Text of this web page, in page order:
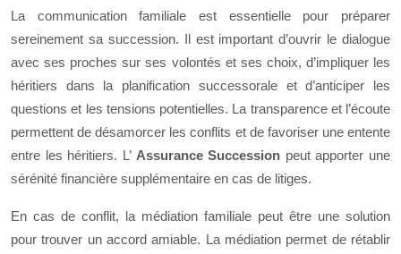
La communication familiale est essentielle pour préparer
sereinement sa succession. Il est important d’ouvrir le dialogue
avec ses proches sur ses volontés et ses choix, d’impliquer les
héritiers dans la planification successorale et d’anticiper les
questions et les tensions potentielles. La transparence et l’écoute
permettent de désamorcer les conflits et de favoriser une entente
entre les héritiers. L’ Assurance Succession peut apporter une
sérénité financière supplémentaire en cas de litiges.
En cas de conflit, la médiation familiale peut être une solution
pour trouver un accord amiable. La médiation permet de rétablir